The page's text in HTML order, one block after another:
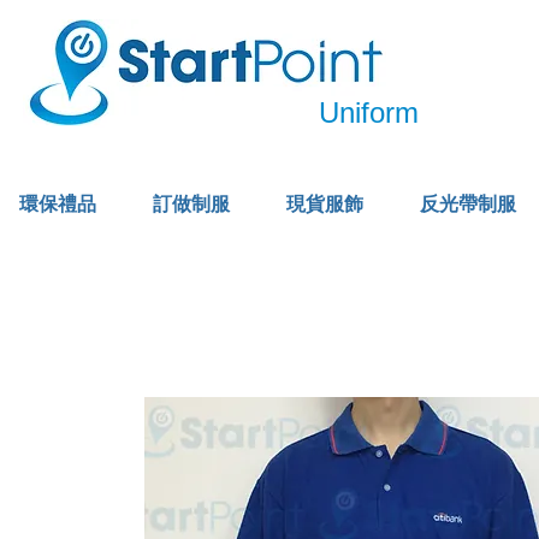
環保禮品 訂做制服 現貨服飾 反光帶制服
Uniform